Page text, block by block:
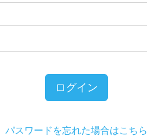
ログイン
パスワードを忘れた場合はこちら